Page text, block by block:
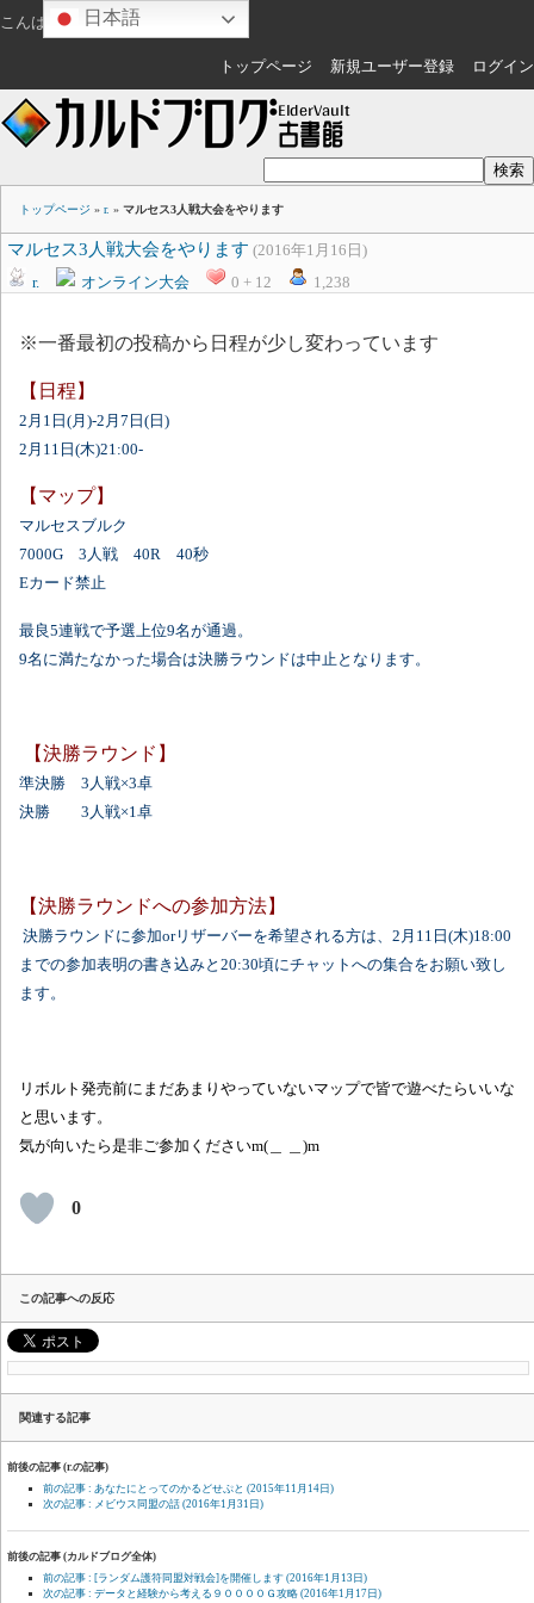
こんばんは ゲスト さん
トップページ 新規ユーザー登録 ログイン
トップページ » r. » マルセス3人戦大会をやります
マルセス3人戦大会をやります (2016年1月16日)
r.
オンライン大会 0 + 12 1,238
※一番最初の投稿から日程が少し変わっています
【日程】
2月1日(月)-2月7日(日)
2月11日(木)21:00-
【マップ】
マルセスブルク
7000G 3人戦 40R 40秒
Eカード禁止
最良5連戦で予選上位9名が通過。
9名に満たなかった場合は決勝ラウンドは中止となります。
【決勝ラウンド】
準決勝 3人戦×3卓
決勝 3人戦×1卓
【決勝ラウンドへの参加方法】
決勝ラウンドに参加orリザーバーを希望される方は、2月11日(木)18:00
までの参加表明の書き込みと20:30頃にチャットへの集合をお願い致し
ます。
リボルト発売前にまだあまりやっていないマップで皆で遊べたらいいな
と思います。
気が向いたら是非ご参加くださいm(＿ ＿)m
0
この記事への反応
関連する記事
前後の記事 (r.の記事)
前の記事 : あなたにとってのかるどせぷと (2015年11月14日)
次の記事 : メビウス同盟の話 (2016年1月31日)
前後の記事 (カルドブログ全体)
前の記事 : [ランダム護符同盟対戦会]を開催します (2016年1月13日)
次の記事 : データと経験から考える９００００Ｇ攻略 (2016年1月17日)
日本語